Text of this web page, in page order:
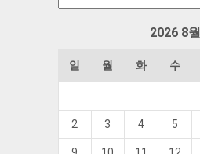
2026 8월
일 월 화 수
2 3 4 5